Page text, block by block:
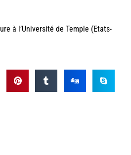
à l’Université de Temple (Etats-